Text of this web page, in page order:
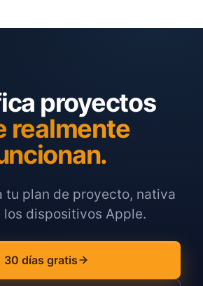
proyectos
realmente
tu plan de proyecto, nativa
los dispositivos Apple.
30 días gratis